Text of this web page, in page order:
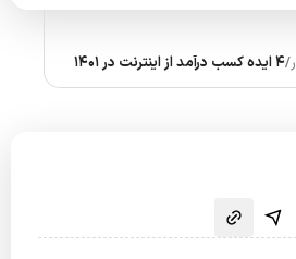
/4 ایده کسب درآمد از اینترنت در 1401